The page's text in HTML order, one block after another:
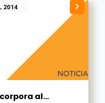
2014
al...